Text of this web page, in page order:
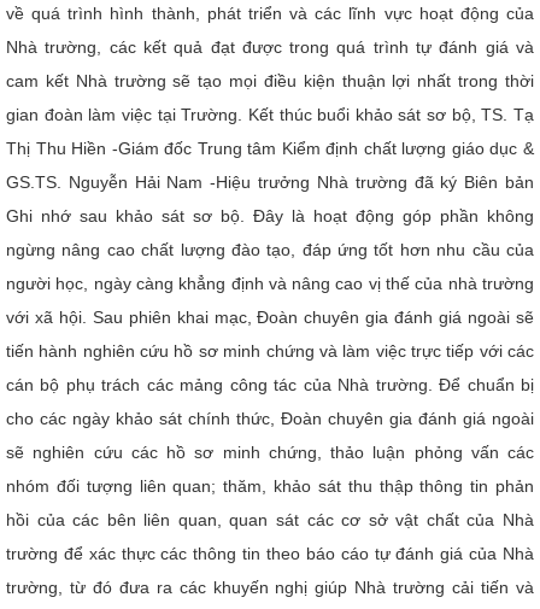
về quá trình hình thành, phát triển và các lĩnh vực hoạt động của
Nhà trường, các kết quả đạt được trong quá trình tự đánh giá và
cam kết Nhà trường sẽ tạo mọi điều kiện thuận lợi nhất trong thời
gian đoàn làm việc tại Trường. Kết thúc buổi khảo sát sơ bộ, TS. Tạ
Thị Thu Hiền -Giám đốc Trung tâm Kiểm định chất lượng giáo dục &
GS.TS. Nguyễn Hải Nam -Hiệu trưởng Nhà trường đã ký Biên bản
Ghi nhớ sau khảo sát sơ bộ. Đây là hoạt động góp phần không
ngừng nâng cao chất lượng đào tạo, đáp ứng tốt hơn nhu cầu của
người học, ngày càng khẳng định và nâng cao vị thế của nhà trường
với xã hội. Sau phiên khai mạc, Đoàn chuyên gia đánh giá ngoài sẽ
tiến hành nghiên cứu hồ sơ minh chứng và làm việc trực tiếp với các
cán bộ phụ trách các mảng công tác của Nhà trường. Để chuẩn bị
cho các ngày khảo sát chính thức, Đoàn chuyên gia đánh giá ngoài
sẽ nghiên cứu các hồ sơ minh chứng, thảo luận phỏng vấn các
nhóm đối tượng liên quan; thăm, khảo sát thu thập thông tin phản
hồi của các bên liên quan, quan sát các cơ sở vật chất của Nhà
trường để xác thực các thông tin theo báo cáo tự đánh giá của Nhà
trường, từ đó đưa ra các khuyến nghị giúp Nhà trường cải tiến và